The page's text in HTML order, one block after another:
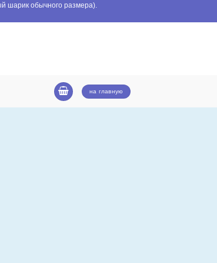
шарик обычного размера).
на главную